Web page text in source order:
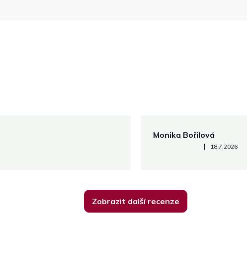
Monika Bořilová
Hodnocení obchodu je 5 z
| 18.7.2026
Zobrazit další recenze